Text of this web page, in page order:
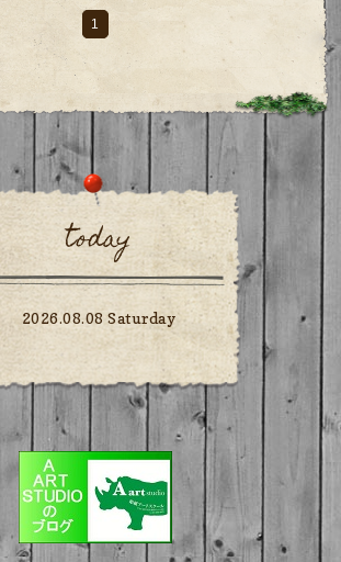
1
today
2026.08.08 Saturday